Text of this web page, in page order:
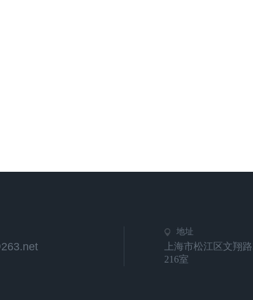
地址
上海市松江区文翔
216室